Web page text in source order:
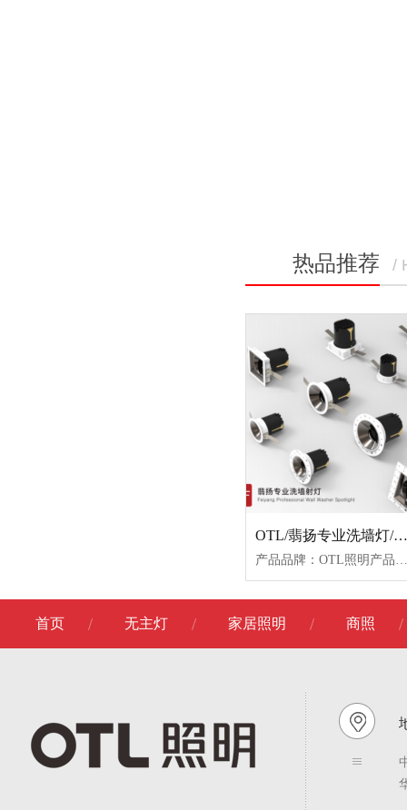
热品推荐 /
OTL/翡扬专业洗墙灯/OTL-WF-S9-7W-C
产品品牌：OTL照明产品名称：翡扬专业洗墙灯产品型号：OTL-WF-S9-7W-C色温：3000K/3500K/4000K颜色：钛空灰+米白
首页 无主灯 家居照明 商照